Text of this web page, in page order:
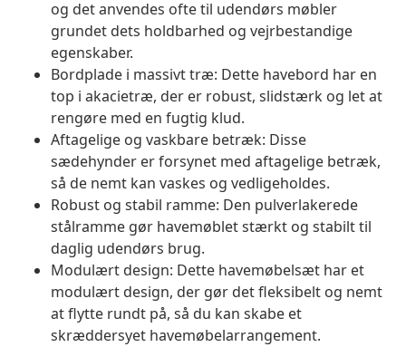
og det anvendes ofte til udendørs møbler
grundet dets holdbarhed og vejrbestandige
egenskaber.
Bordplade i massivt træ: Dette havebord har en
top i akacietræ, der er robust, slidstærk og let at
rengøre med en fugtig klud.
Aftagelige og vaskbare betræk: Disse
sædehynder er forsynet med aftagelige betræk,
så de nemt kan vaskes og vedligeholdes.
Robust og stabil ramme: Den pulverlakerede
stålramme gør havemøblet stærkt og stabilt til
daglig udendørs brug.
Modulært design: Dette havemøbelsæt har et
modulært design, der gør det fleksibelt og nemt
at flytte rundt på, så du kan skabe et
skræddersyet havemøbelarrangement.